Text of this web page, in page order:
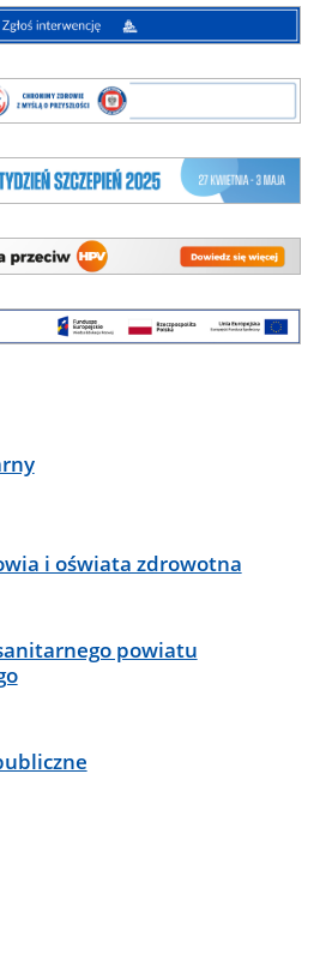
i oświata zdrowotna
powiatu